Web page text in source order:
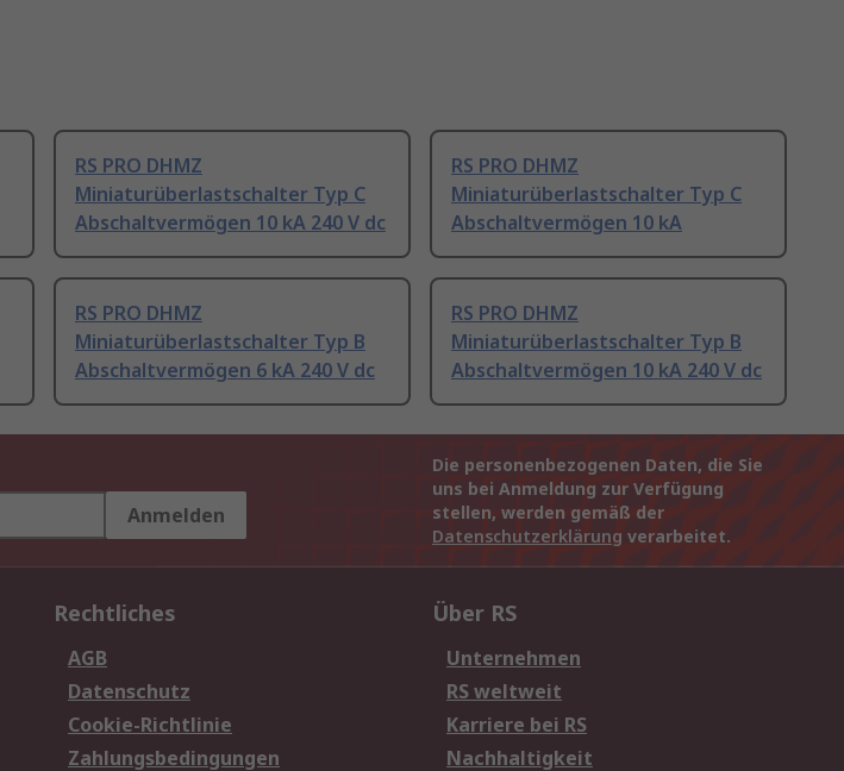
RS PRO DHMZ
Miniaturüberlastschalter Typ C
Abschaltvermögen 10 kA 240 V dc
RS PRO DHMZ
Miniaturüberlastschalter Typ C
Abschaltvermögen 10 kA
RS PRO DHMZ
Miniaturüberlastschalter Typ B
Abschaltvermögen 6 kA 240 V dc
RS PRO DHMZ
Miniaturüberlastschalter Typ B
Abschaltvermögen 10 kA 240 V dc
Anmelden
Die personenbezogenen Daten, die Sie
uns bei Anmeldung zur Verfügung
stellen, werden gemäß der
Datenschutzerklärung verarbeitet.
Rechtliches
AGB
Datenschutz
Cookie-Richtlinie
Zahlungsbedingungen
Über RS
Unternehmen
RS weltweit
Karriere bei RS
Nachhaltigkeit